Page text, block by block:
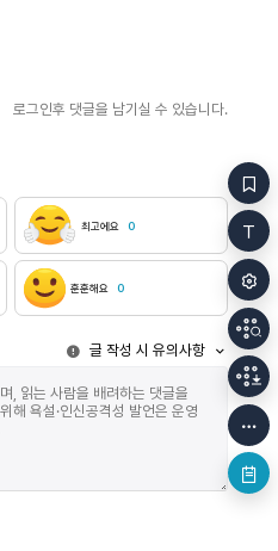
지적한다.
예상하여
환상을
곳의 풍경)은
서도 충분히
각할 수 없는
반드시 필요한
은 문학이
이 무엇을, 어떤
특정한 문학
의 『대재난』을
의 세계 풍경이
나쁜 무리」, p. 112) “그런 세계”에
소리겠지만,
학창 시절에
수험생활에
진학하고,
사랑하는 이
부모가 될
한편, 예소
그토록 이런
염원하는지
아이들보다
미웠”(「아
애착은 거의
없는 일”이
주는 환희를
다만 이들이
로그인후 댓글을 남기실 수 있습니다.
최고에요 0
훈훈해요 0
글 작성 시 유의사항